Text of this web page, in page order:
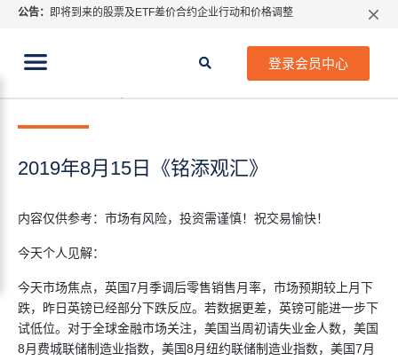
公告： 即将到来的股票及ETF差价合约企业行动和价格调整
登录会员中心
当前位置: 2019年8月15日《铭添观汇》
2019年8月15日《铭添观汇》
内容仅供参考：市场有风险，投资需谨慎！祝交易愉快！
今天个人见解：
今天市场焦点，英国7月季调后零售销售月率，市场预期较上月下
跌，昨日英镑已经部分下跌反应。若数据更差，英镑可能进一步下
试低位。对于全球金融市场关注，美国当周初请失业金人数，美国
8月费城联储制造业指数，美国8月纽约联储制造业指数，美国7月